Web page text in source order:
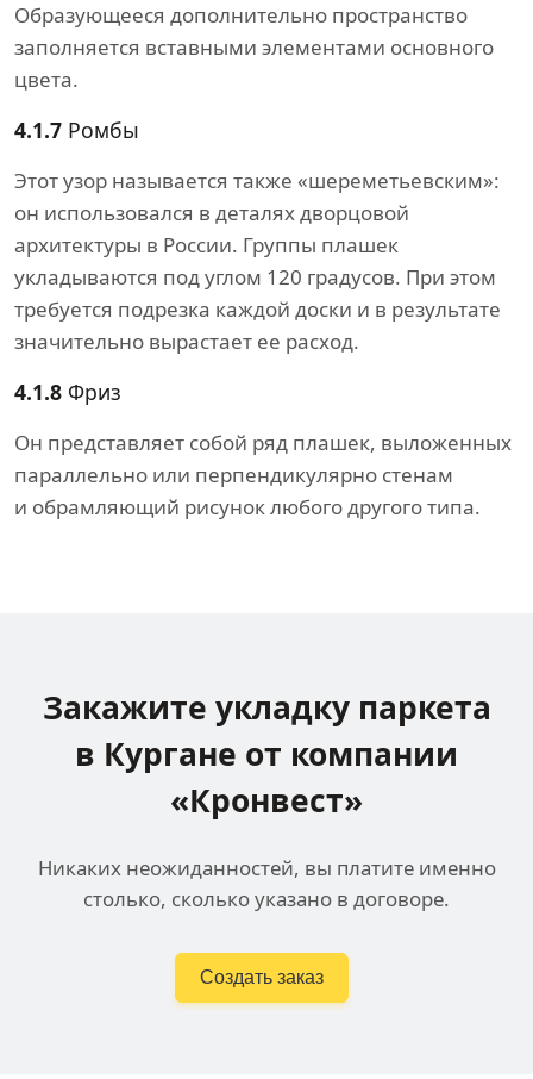
Образующееся дополнительно пространство
заполняется вставными элементами основного
цвета.
4.1.7 Ромбы
Этот узор называется также «шереметьевским»:
он использовался в деталях дворцовой
архитектуры в России. Группы плашек
укладываются под углом 120 градусов. При этом
требуется подрезка каждой доски и в результате
значительно вырастает ее расход.
4.1.8 Фриз
Он представляет собой ряд плашек, выложенных
параллельно или перпендикулярно стенам
и обрамляющий рисунок любого другого типа.
Закажите укладку паркета
в Кургане от компании
«Кронвест»
Никаких неожиданностей, вы платите именно
столько, сколько указано в договоре.
Создать заказ